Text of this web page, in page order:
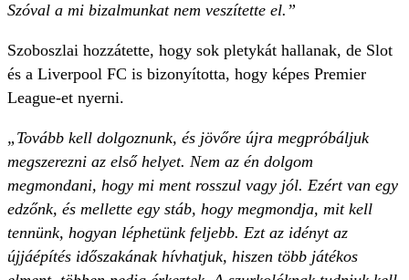
Szóval a mi bizalmunkat nem veszítette el.”
Szoboszlai hozzátette, hogy sok pletykát hallanak, de Slot
és a Liverpool FC is bizonyította, hogy képes Premier
League-et nyerni.
„Tovább kell dolgoznunk, és jövőre újra megpróbáljuk
megszerezni az első helyet. Nem az én dolgom
megmondani, hogy mi ment rosszul vagy jól. Ezért van egy
edzőnk, és mellette egy stáb, hogy megmondja, mit kell
tennünk, hogyan léphetünk feljebb. Ezt az idényt az
újjáépítés időszakának hívhatjuk, hiszen több játékos